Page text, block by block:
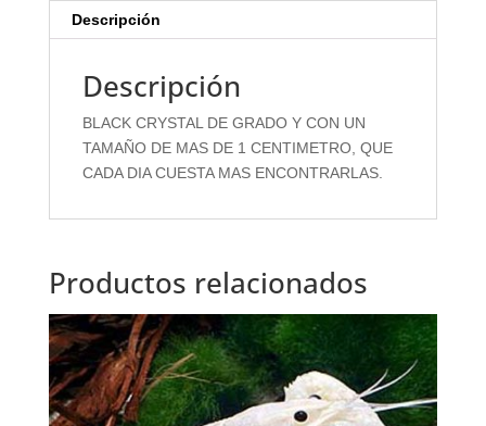
Descripción
Descripción
BLACK CRYSTAL DE GRADO Y CON UN
TAMAÑO DE MAS DE 1 CENTIMETRO, QUE
CADA DIA CUESTA MAS ENCONTRARLAS.
Productos relacionados